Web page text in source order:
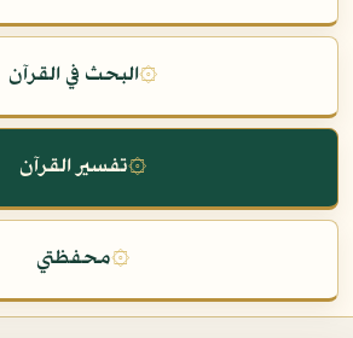
۞البحث في القرآن
۞تفسير القرآن
۞محفظتي